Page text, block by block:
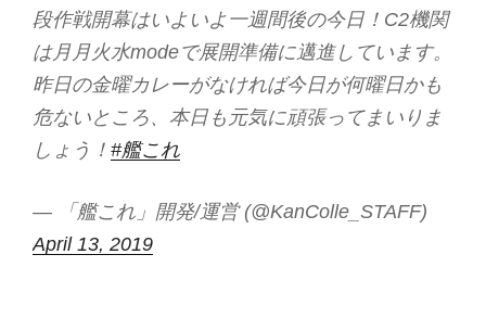
段作戦開幕はいよいよ一週間後の今日！C2機関
は月月火水modeで展開準備に邁進しています。
昨日の金曜カレーがなければ今日が何曜日かも
危ないところ、本日も元気に頑張ってまいりま
しょう！ #艦これ
— 「艦これ」開発/運営 (@KanColle_STAFF)
April 13, 2019